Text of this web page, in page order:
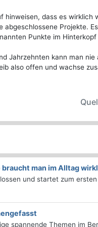
hinweisen, dass es
Projekte.
Punkte im
Jahrzehnten kann man
also offen und wachse
man im Alltag
und startet zum
spannende Themen im